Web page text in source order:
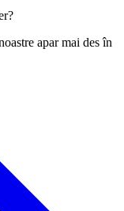
apar mai des în